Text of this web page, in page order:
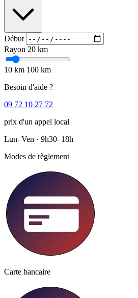
Début
Rayon 20 km
10 km 100 km
Besoin d'aide ?
09 72 10 27 72
prix d'un appel local
Lun–Ven · 9h30–18h
Modes de règlement
Carte bancaire